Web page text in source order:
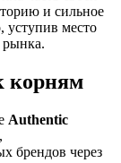
и сильное
уступив место
рынка.
корням
Authentic
брендов через